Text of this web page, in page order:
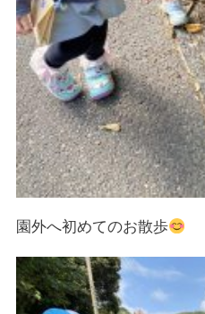
園外へ初めてのお散歩